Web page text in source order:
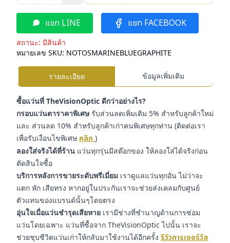
แชท LINE แชท FACEBOOK
สถานะ: มีสินค้า
หมายเลข SKU: NOTOSMARINEBLUEGRAPHITE
รายละเอียด ข้อมูลเพิ่มเติม
ซื้อแว่นที่ TheVisionOptic ดีกว่าอย่างไร?
กรอบแว่นตาราคาพิเศษ รับส่วนลดเพิ่มเติม 5% สำหรับลูกค้าใหม่
และ ส่วนลด 10% สำหรับลูกค้าเก่าคนพิเศษทุกท่าน (ติดต่อเรา
เพื่อรับเงื่อนไขพิเศษ คลิก )
ลองใส่จริงได้ที่ร้าน แว่นทุกรุ่นมีสต๊อกของ ให้ลองใส่ได้จริงก่อน
ตัดสินใจซื้อ
บริการหลังการขายระดับพรีเมี่ยม เราดูแลแว่นทุกอัน ไม่ว่าจะ
แตก หัก เสียทรง หากอยู่ในประกันเราจะช่วยส่งเคลมกับศูนย์
ตัวแทนของแบรนด์นั้นๆโดยตรง
อุ่นใจเมื่อแว่นชำรุดเสียหาย เรามีช่างที่ชำนาญด้านการซ่อม
แว่นโดยเฉพาะ แว่นที่ซื้อจาก TheVisionOptic ไปนั้น เราจะ
ช่วยชุบชีวิตแว่นเก่าให้กลับมาใช้งานได้อีกครั้งรีวิวการเซอร์วิส